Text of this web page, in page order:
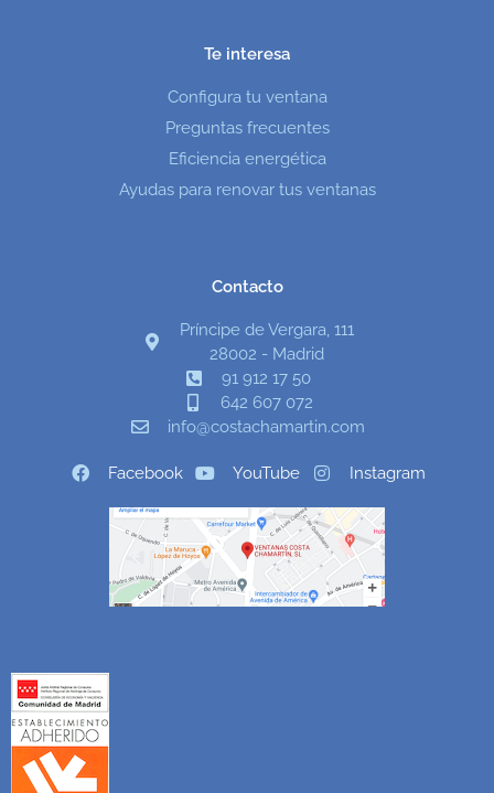
Te interesa
Configura tu ventana
Preguntas frecuentes
Eficiencia energética
Ayudas para renovar tus ventanas
Contacto
Príncipe de Vergara, 111
28002 - Madrid
91 912 17 50
642 607 072
info@costachamartin.com
Facebook YouTube Instagram